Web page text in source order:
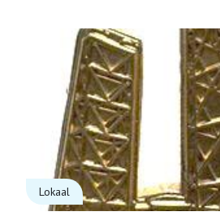
Contact
Lid worden
Lokaal